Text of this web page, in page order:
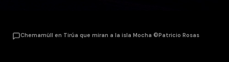
Chemamüll en Tirúa que miran a la isla Mocha ©Patricio Rosas